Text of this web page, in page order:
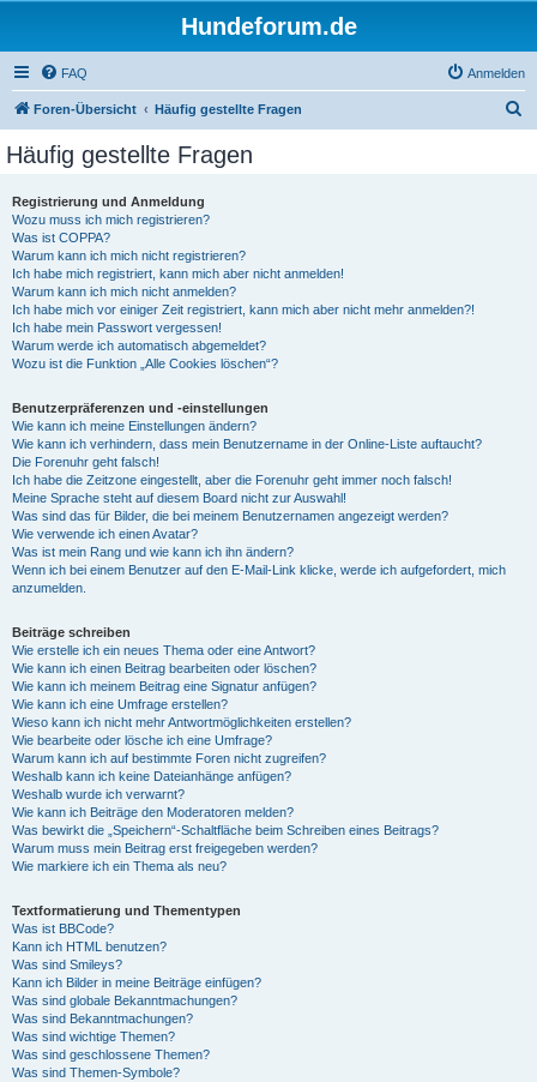
Hundeforum.de
FAQ Anmelden
Foren-Übersicht Häufig gestellte Fragen
Häufig gestellte Fragen
Registrierung und Anmeldung
Wozu muss ich mich registrieren?
Was ist COPPA?
Warum kann ich mich nicht registrieren?
Ich habe mich registriert, kann mich aber nicht anmelden!
Warum kann ich mich nicht anmelden?
Ich habe mich vor einiger Zeit registriert, kann mich aber nicht mehr anmelden?!
Ich habe mein Passwort vergessen!
Warum werde ich automatisch abgemeldet?
Wozu ist die Funktion „Alle Cookies löschen“?
Benutzerpräferenzen und -einstellungen
Wie kann ich meine Einstellungen ändern?
Wie kann ich verhindern, dass mein Benutzername in der Online-Liste auftaucht?
Die Forenuhr geht falsch!
Ich habe die Zeitzone eingestellt, aber die Forenuhr geht immer noch falsch!
Meine Sprache steht auf diesem Board nicht zur Auswahl!
Was sind das für Bilder, die bei meinem Benutzernamen angezeigt werden?
Wie verwende ich einen Avatar?
Was ist mein Rang und wie kann ich ihn ändern?
Wenn ich bei einem Benutzer auf den E-Mail-Link klicke, werde ich aufgefordert, mich
anzumelden.
Beiträge schreiben
Wie erstelle ich ein neues Thema oder eine Antwort?
Wie kann ich einen Beitrag bearbeiten oder löschen?
Wie kann ich meinem Beitrag eine Signatur anfügen?
Wie kann ich eine Umfrage erstellen?
Wieso kann ich nicht mehr Antwortmöglichkeiten erstellen?
Wie bearbeite oder lösche ich eine Umfrage?
Warum kann ich auf bestimmte Foren nicht zugreifen?
Weshalb kann ich keine Dateianhänge anfügen?
Weshalb wurde ich verwarnt?
Wie kann ich Beiträge den Moderatoren melden?
Was bewirkt die „Speichern“-Schaltfläche beim Schreiben eines Beitrags?
Warum muss mein Beitrag erst freigegeben werden?
Wie markiere ich ein Thema als neu?
Textformatierung und Thementypen
Was ist BBCode?
Kann ich HTML benutzen?
Was sind Smileys?
Kann ich Bilder in meine Beiträge einfügen?
Was sind globale Bekanntmachungen?
Was sind Bekanntmachungen?
Was sind wichtige Themen?
Was sind geschlossene Themen?
Was sind Themen-Symbole?